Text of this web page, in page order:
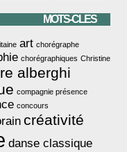
MOTS-CLES
art chorégraphe
chorégraphiques Christine
alberghi
compagnie présence
concours
créativité
danse classique